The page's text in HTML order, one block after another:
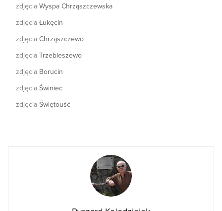
zdjęcia Wyspa Chrząszczewska
zdjęcia Łukęcin
zdjęcia Chrząszczewo
zdjęcia Trzebieszewo
zdjęcia Borucin
zdjęcia Świniec
zdjęcia Świętouść